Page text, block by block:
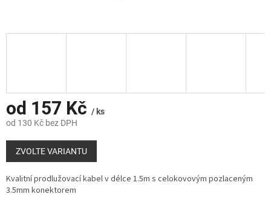
od 157 Kč / ks
od 130 Kč bez DPH
Měrná
cena:
ZVOLTE VARIANTU
Kvalitní prodlužovací kabel v délce 1.5m s celokovovým pozlaceným
3.5mm konektorem